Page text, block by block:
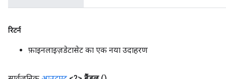
रिटर्न
फ़ाइनलाइज़डेटासेट का एक नया उदाहरण